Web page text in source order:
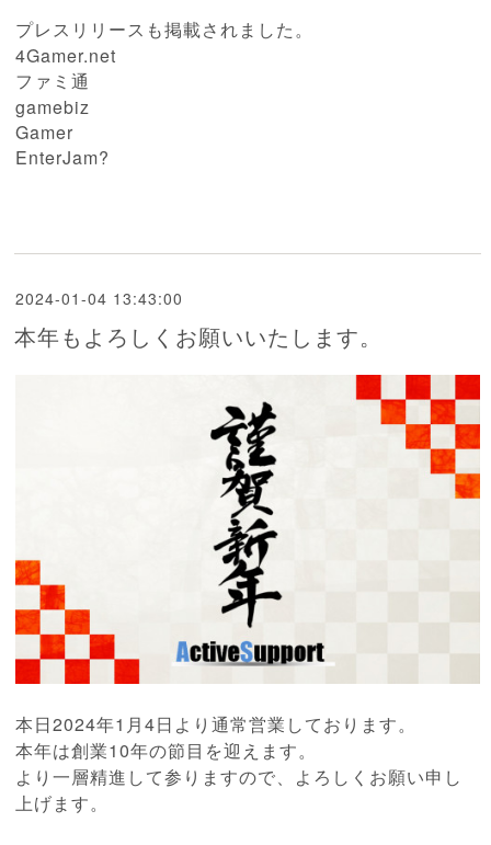
プレスリリースも掲載されました。
4Gamer.net
ファミ通
gamebiz
Gamer
EnterJam?
2024-01-04 13:43:00
本年もよろしくお願いいたします。
本日2024年1月4日より通常営業しております。
本年は創業10年の節目を迎えます。
より一層精進して参りますので、よろしくお願い申し
上げます。